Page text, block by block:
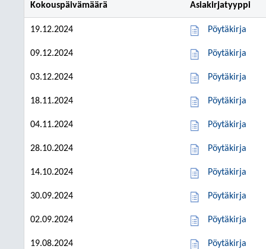
Kokouspäivämäärä Asiakirjatyyppi
19.12.2024 Pöytäkirja
09.12.2024 Pöytäkirja
03.12.2024 Pöytäkirja
18.11.2024 Pöytäkirja
04.11.2024 Pöytäkirja
28.10.2024 Pöytäkirja
14.10.2024 Pöytäkirja
30.09.2024 Pöytäkirja
02.09.2024 Pöytäkirja
19.08.2024 Pöytäkirja